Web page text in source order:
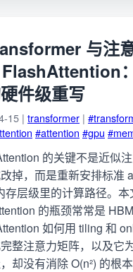
与注
件级重写
15 | transformer |
#attention #gpu
的关键不是近似
掉，而是重新安排标准
存层级里的计算路径。
的瓶颈常常是 HBM
如何用 tiling 和
整注意力矩阵，以及它
却没有消除 O(n²) 的根本